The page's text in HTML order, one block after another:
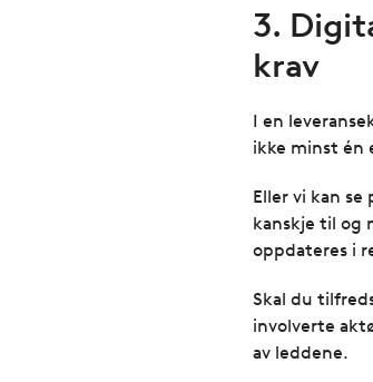
3.
krav
I en
ikke minst én
Eller vi kan
kanskje til og
oppdateres i
Skal du
involverte
av leddene.